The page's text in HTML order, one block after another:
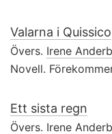
Valarna i Quissico
Övers. Irene
Novell.
Ett sista regn
Övers. Irene